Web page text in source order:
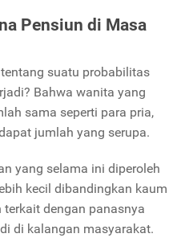
Pensiun di Masa
suatu probabilitas
Bahwa wanita yang
sama seperti para pria,
jumlah yang serupa.
yang selama ini diperoleh
kecil dibandingkan kaum
dengan panasnya
di kalangan masyarakat.